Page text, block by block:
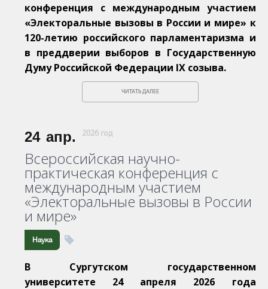
конференция с международным участием
«Электоральные вызовы в России и мире» к
120-летию российского парламентаризма и
в преддверии выборов в Государственную
Думу Российской Федерации IX созыва.
ЧИТАТЬ ДАЛЕЕ
24 апр. 2026 год
Всероссийская научно-
практическая конференция с
международным участием
«Электоральные вызовы в России
и мире»
Наука
В Сургутском государственном
университете 24 апреля 2026 года